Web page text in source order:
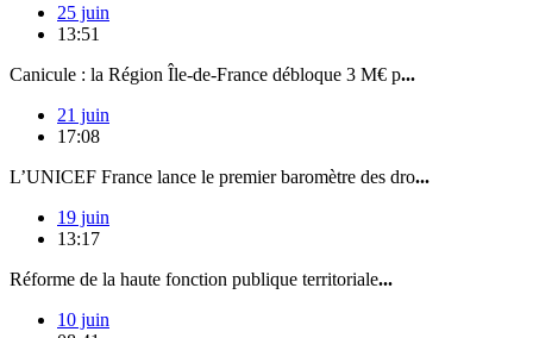
25 juin
13:51
Canicule : la Région Île-de-France débloque 3 M€ p...
21 juin
17:08
L’UNICEF France lance le premier baromètre des dro...
19 juin
13:17
Réforme de la haute fonction publique territoriale...
10 juin